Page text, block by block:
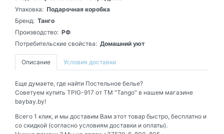
Упаковка: Подарочная коробка
Бренд: Танго
Производство: РФ
Потребительские свойства: Домашний уют
Описание Условия доставки
Еще думаете, где найти Постельное белье?
Советуем купить TPIG-917 от ТМ "Tango" в нашем магазине
baybay.by!
Всего 1 клик, и мы доставим Вам этот товар быстро, бесплатно и
со скидкой (согласно условиям доставки и оплаты).